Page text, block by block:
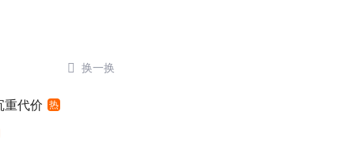
 换一换
重代价 热